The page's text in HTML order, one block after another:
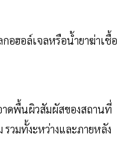
อฮอล์เจลหรือน้ำยาฆ่าเชื้อ
าดพื้นผิวสัมผัสของสถานที่
วมทั้งะหว่างและภายหลัง